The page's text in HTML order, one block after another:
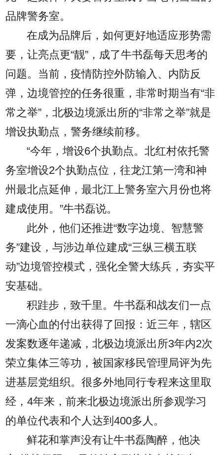
品牌警务室。
在成为品牌后，如何更好地适应形势需
要，让亮点更“靓”，成了牛书磊每天思考的
问题。当前，疫情防控外防输入、内防反
弹，边境管控的任务很重，非常时期当有“非
常之举”，北极边境派出所的“非常之举”就是
增设执勤点，警务继续前移。
“今年，增设6个执勤点。北红村依托警
务室增设2个执勤点位，往龙江第一湾和神
州最北点延伸，最北江上警务室六月份也将
建成使用。”牛书磊说。
此外，他们还推进“数字边境、智慧警
务”建设，与涉边单位建成“三纵三横五联
动”边境管控模式，强化全警大练兵，夯实平
安基础。
积跬步，致千里。牛书磊和战友们一点
一滴心血的付出获得了回报：近三年，辖区
发案数逐年递减，北极边境派出所3年内2次
荣立集体三等功，被国家移民管理局评为先
进基层党组织。很多外地同行专程来这里取
经，4年来，前来北极边境派出所参观学习
的单位代表和个人达到400多人。
鲜花和掌声没有让牛书磊陶醉，他决